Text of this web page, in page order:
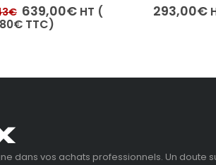
Le
prix
HT ( out of 5
293,00 HT (351,60€
dans vos achats professionnels. Un doute